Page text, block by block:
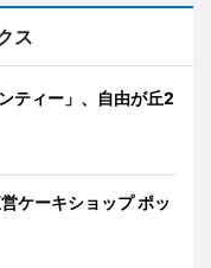
ス
ティー」、自由が丘2
ケーキショップ ポッ